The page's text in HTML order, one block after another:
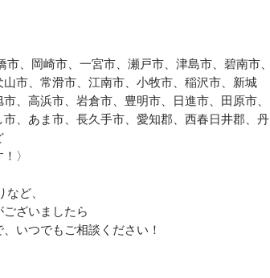
、岡崎市、一宮市、瀬戸市、津島市、碧南市、
市、常滑市、江南市、小牧市、稲沢市、新城
、高浜市、岩倉市、豊明市、日進市、田原市、
、あま市、長久手市、愛知郡、西春日井郡、丹
〉
ど、
ざいましたら
いつでもご相談ください！